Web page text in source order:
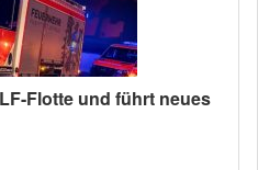
Flotte und führt neues